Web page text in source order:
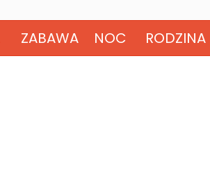
ZABAWA NOC RODZINA